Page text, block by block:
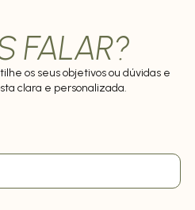
FALAR?
os seus objetivos ou dúvidas e
clara e personalizada.